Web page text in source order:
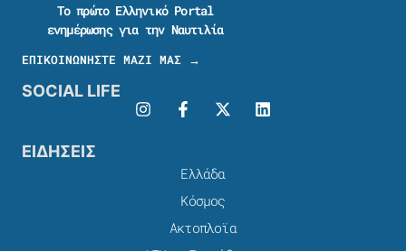
Το πρώτο Ελληνικό Portal
ενημέρωσης για την Ναυτιλία
ΕΠΙΚΟΙΝΩΝΗΣΤΕ ΜΑΖΙ ΜΑΣ →
SOCIAL LIFE
ΕΙΔΗΣΕΙΣ
Ελλάδα
Κόσμος
Ακτοπλοϊα